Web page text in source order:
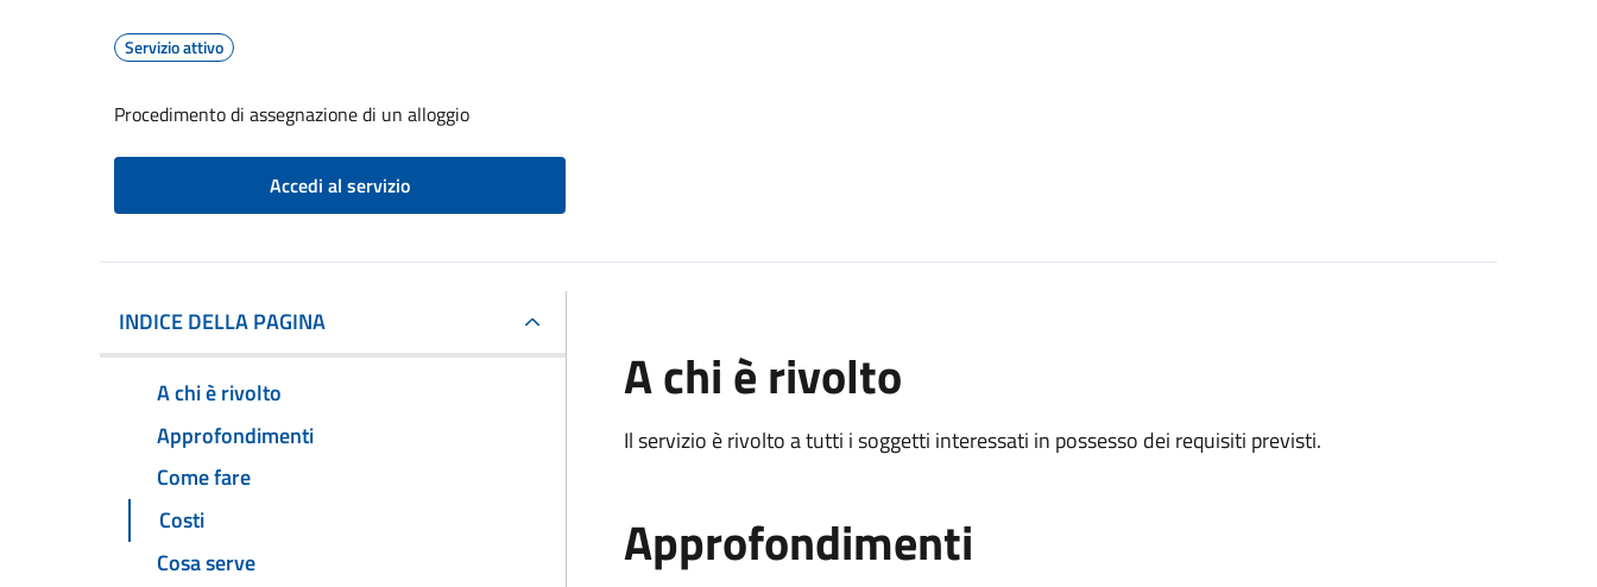
Servizio attivo
Procedimento di assegnazione di un alloggio
Accedi al servizio
INDICE DELLA PAGINA
A chi è rivolto
Approfondimenti
Come fare
Costi
Cosa serve
A chi è rivolto
Il servizio è rivolto a tutti i soggetti interessati in possesso dei requisiti previsti.
Approfondimenti